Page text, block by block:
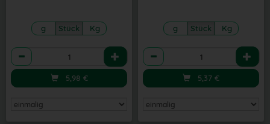
g Stück Kg
Anzahl
5,98 €
g Stück Kg
Anzahl
5,37 €